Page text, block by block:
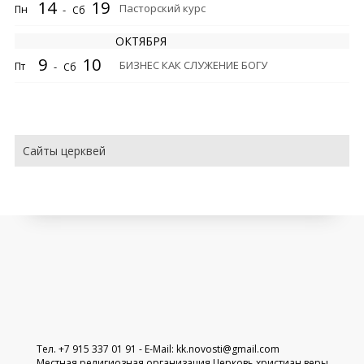
Пн 14 - Сб 19 Пасторский курс
ОКТЯБРЯ
Пт 9 - Сб 10 БИЗНЕС КАК СЛУЖЕНИЕ БОГУ
Сайты церквей
Тел. +7 915 337 01 91 - E-Mail: kk.novosti@gmail.com